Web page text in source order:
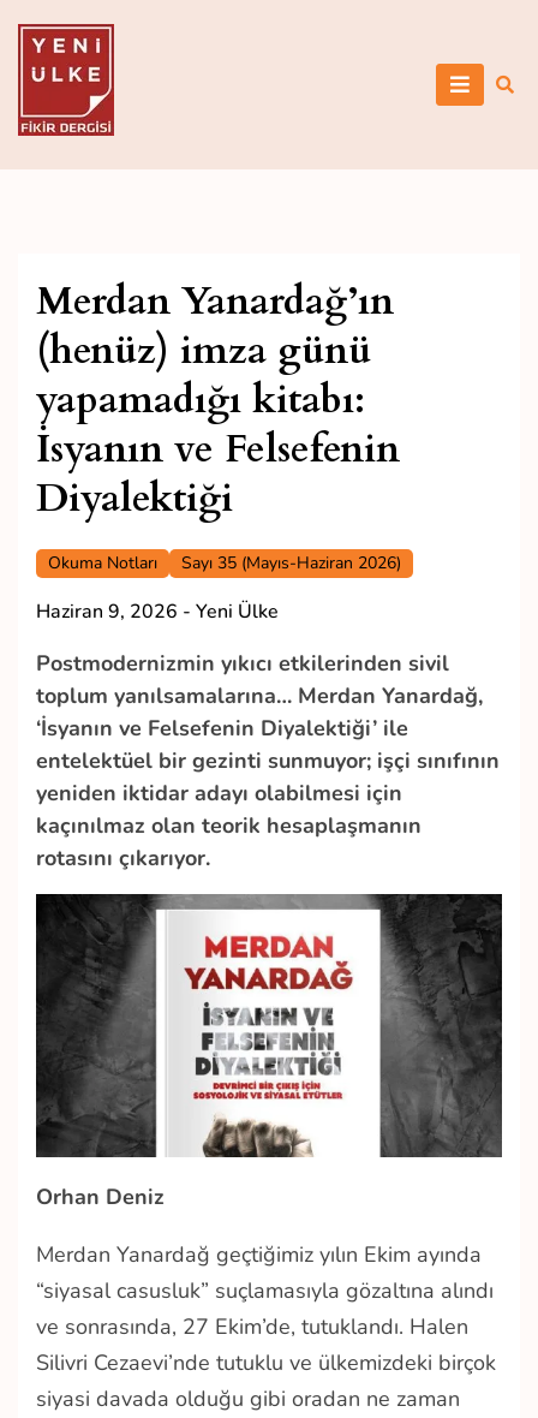
content
Yeni Ülke
Merdan Yanardağ’ın
(henüz) imza günü
yapamadığı kitabı:
İsyanın ve Felsefenin
Diyalektiği
Okuma Notları Sayı 35 (Mayıs-Haziran 2026)
Haziran 9, 2026 - Yeni Ülke
Postmodernizmin yıkıcı etkilerinden sivil
toplum yanılsamalarına… Merdan Yanardağ,
‘İsyanın ve Felsefenin Diyalektiği’ ile
entelektüel bir gezinti sunmuyor; işçi sınıfının
yeniden iktidar adayı olabilmesi için
kaçınılmaz olan teorik hesaplaşmanın
rotasını çıkarıyor.
Orhan Deniz
Merdan Yanardağ geçtiğimiz yılın Ekim ayında
“siyasal casusluk” suçlamasıyla gözaltına alındı
ve sonrasında, 27 Ekim’de, tutuklandı. Halen
Silivri Cezaevi’nde tutuklu ve ülkemizdeki birçok
siyasi davada olduğu gibi oradan ne zaman